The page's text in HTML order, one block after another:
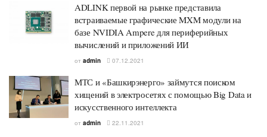
ADLINK первой на рынке представила
встраиваемые графические MXM модули на
базе NVIDIA Ampere для периферийных
вычислений и приложений ИИ
от admin 07.12.2021
МТС и «Башкирэнерго» займутся поиском
хищений в электросетях с помощью Big Data и
искусственного интеллекта
от admin 22.11.2021